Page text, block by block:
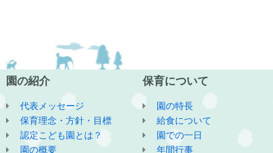
園の紹介
代表メッセージ
保育理念・方針・目標
認定こども園とは？
園の概要
保育について
園の特長
給食について
園での一日
年間行事